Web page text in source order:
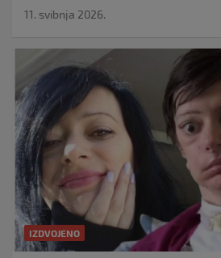
11. svibnja 2026.
IZDVOJENO